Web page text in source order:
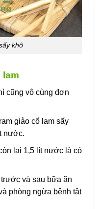
khô
lam
cũng vô cùng đơn
giảo cổ lam sấy
nước.
lại 1,5 lít nước là có
và sau bữa ăn
phòng ngừa bệnh tật